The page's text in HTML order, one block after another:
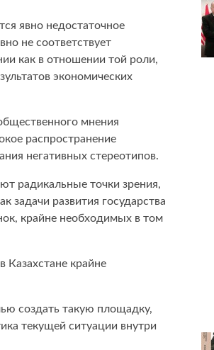
явно недостаточное
не соответствует
как в отношении той роли,
экономических
мнения
распространение
негативных стереотипов.
радикальные точки зрения,
задачи развития государства
крайне необходимых в том
Казахстане крайне
создать такую площадку,
текущей ситуации внутри